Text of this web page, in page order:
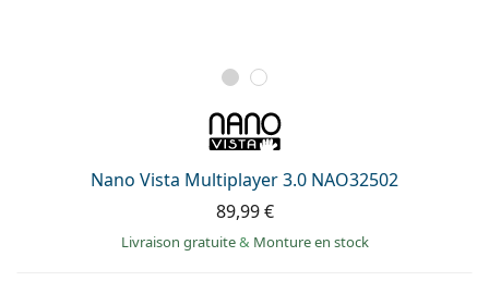
Nano Vista Multiplayer 3.0 NAO32502
89,99 €
Livraison gratuite& Monture en stock